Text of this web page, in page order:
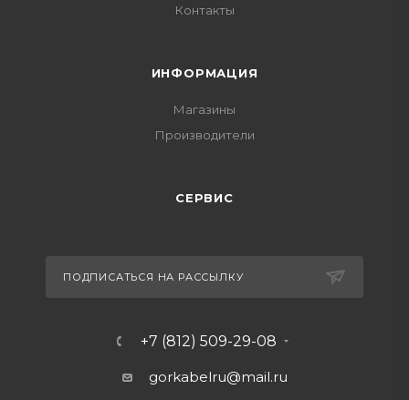
Контакты
ИНФОРМАЦИЯ
Магазины
Производители
СЕРВИС
ПОДПИСАТЬСЯ НА РАССЫЛКУ
+7 (812) 509-29-08
gorkabelru@mail.ru